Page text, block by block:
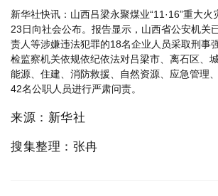
新华社快讯：山西吕梁永聚煤业“11·16”重大火
23日向社会公布。报告显示，山西省公安机关
责人等涉嫌违法犯罪的18名企业人员采取刑事
检监察机关依规依纪依法对吕梁市、离石区、
能源、住建、消防救援、自然资源、应急管理
42名公职人员进行严肃问责。
来源：新华社
搜集整理：张冉